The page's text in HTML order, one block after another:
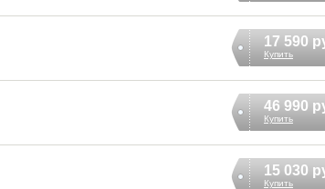
17 590
Купить
46 990
Купить
15 030
Купить